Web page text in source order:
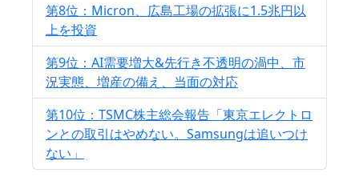
第8位：Micron、広島工場の拡張に1.5兆円以
上を投資
第9位：AI需要増大&先行き不透明の渦中、市
況実態、増産の備え、当面の対応
第10位：TSMC株主総会報告「東京エレクトロ
ンとの取引はやめない。Samsungは追いつけ
ない」